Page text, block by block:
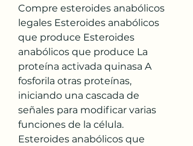
Compre esteroides anabólicos
legales Esteroides anabólicos
que produce Esteroides
anabólicos que produce La
proteína activada quinasa A
fosforila otras proteínas,
iniciando una cascada de
señales para modificar varias
funciones de la célula.
Esteroides anabólicos que